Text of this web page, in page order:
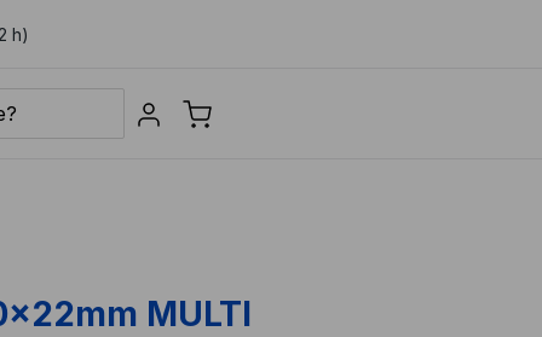
h)
Sign in
MULTI